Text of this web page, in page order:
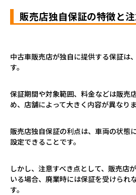
販売店独自保証の特徴と
中古車販売店が独自に提供する保証は
す。
保証期間や対象範囲、料金などは販売
め、店舗によって大きく内容が異なりま
販売店独自保証の利点は、車両の状態
設定できることです。
しかし、注意すべき点として、販売店
いる場合、廃業時には保証を受けられ
す。